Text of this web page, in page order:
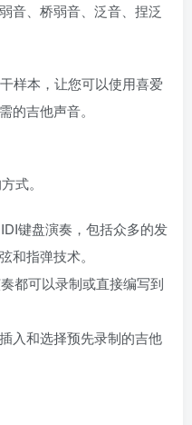
音、桥弱音、泛音、捏泛
样本，让您可以使用喜爱
的吉他声音。
式。
键盘演奏，包括众多的发
和指弹技术。
都可以录制或直接编写到
入和选择预先录制的吉他